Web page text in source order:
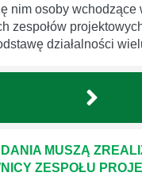
nim osoby wchodzące
zespołów
działalności
MUSZĄ
ZESPOŁU